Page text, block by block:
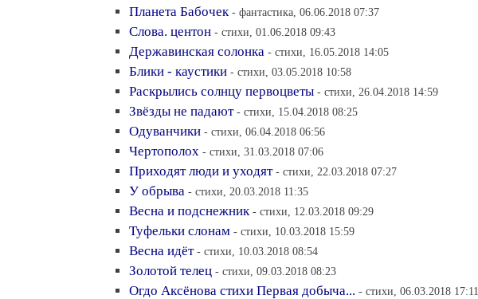
Планета Бабочек - фантастика, 06.06.2018 07:37
Слова. центон - стихи, 01.06.2018 09:43
Державинская солонка - стихи, 16.05.2018 14:05
Блики - каустики - стихи, 03.05.2018 10:58
Раскрылись солнцу первоцветы - стихи, 26.04.2018 14:59
Звёзды не падают - стихи, 15.04.2018 08:25
Одуванчики - стихи, 06.04.2018 06:56
Чертополох - стихи, 31.03.2018 07:06
Приходят люди и уходят - стихи, 22.03.2018 07:27
У обрыва - стихи, 20.03.2018 11:35
Весна и подснежник - стихи, 12.03.2018 09:29
Туфельки слонам - стихи, 10.03.2018 15:59
Весна идёт - стихи, 10.03.2018 08:54
Золотой телец - стихи, 09.03.2018 08:23
Огдо Аксёнова стихи Первая добыча... - стихи, 06.03.2018 17:11